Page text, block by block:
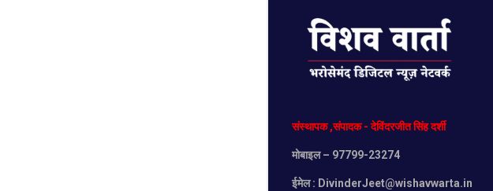
संस्थापक,संपादक-देविंदरजीतसिंहदर्शी
मोबाइल– 97799-23274
ईमेल : DivinderJeet@wishavwarta.in